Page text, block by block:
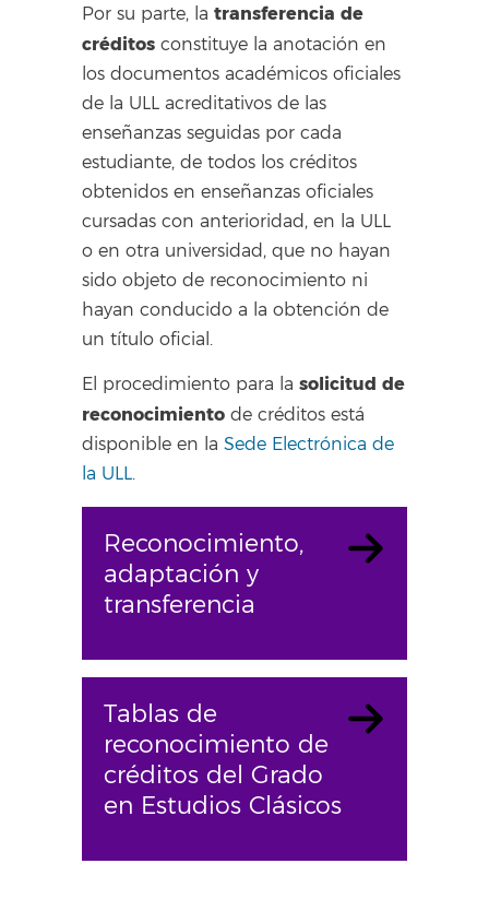
Por su parte, latransferencia de
créditos constituye la anotación en
los documentos académicos oficiales
de la ULL acreditativos de las
enseñanzas seguidas por cada
estudiante, de todos los créditos
obtenidos en enseñanzas oficiales
cursadas con anterioridad, en la ULL
o en otra universidad, que no hayan
sido objeto de reconocimiento ni
hayan conducido a la obtención de
un título oficial.
El procedimiento para lasolicitud de
reconocimiento de créditos está
disponible en laSede Electrónica de
la ULL.
Reconocimiento,
adaptación y
transferencia
Tablas de
reconocimiento de
créditos del Grado
en Estudios Clásicos